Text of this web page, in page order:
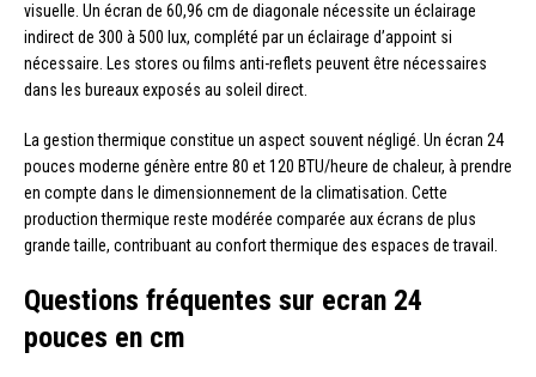
visuelle. Un écran de 60,96 cm de diagonale nécessite un éclairage
indirect de 300 à 500 lux, complété par un éclairage d’appoint si
nécessaire. Les stores ou films anti-reflets peuvent être nécessaires
dans les bureaux exposés au soleil direct.
La gestion thermique constitue un aspect souvent négligé. Un écran 24
pouces moderne génère entre 80 et 120 BTU/heure de chaleur, à prendre
en compte dans le dimensionnement de la climatisation. Cette
production thermique reste modérée comparée aux écrans de plus
grande taille, contribuant au confort thermique des espaces de travail.
Questions fréquentes sur ecran 24
pouces en cm